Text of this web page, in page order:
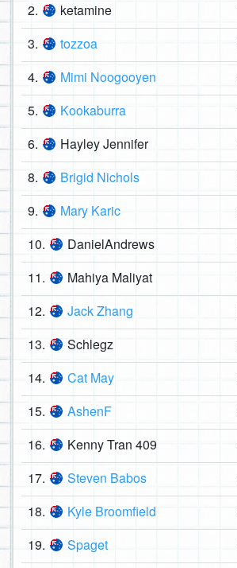
2. ketamine
3. tozzoa
4. Mimi Noogooyen
5. Kookaburra
6. Hayley Jennifer
8. Brigid Nichols
9. Mary Karic
10. DanielAndrews
11. Mahiya Maliyat
12. Jack Zhang
13. Schlegz
14. Cat May
15. AshenF
16. Kenny Tran 409
17. Steven Babos
18. Kyle Broomfield
19. Spaget